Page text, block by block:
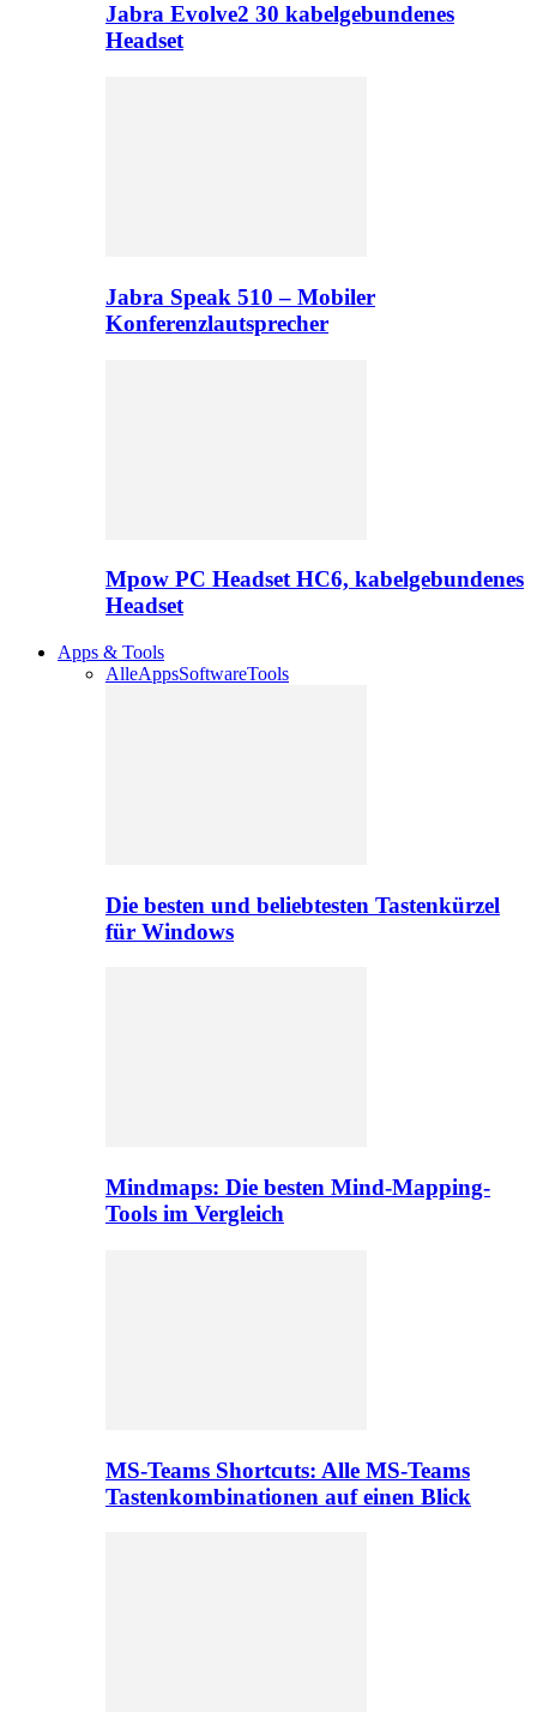
Jabra Evolve2 30 kabelgebundenes
Headset
Jabra Speak 510 – Mobiler
Konferenzlautsprecher
Mpow PC Headset HC6, kabelgebundenes
Headset
Apps & Tools
AlleAppsSoftwareTools
Die besten und beliebtesten Tastenkürzel
für Windows
Mindmaps: Die besten Mind-Mapping-
Tools im Vergleich
MS-Teams Shortcuts: Alle MS-Teams
Tastenkombinationen auf einen Blick